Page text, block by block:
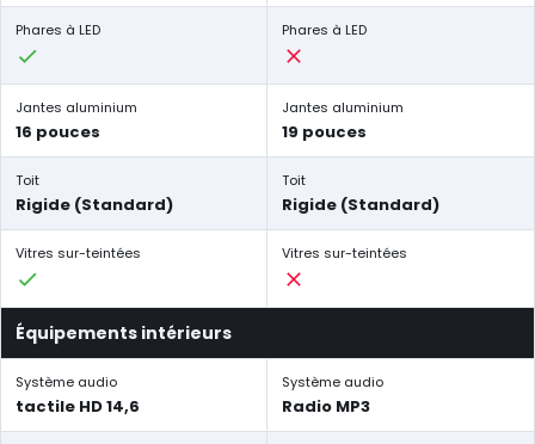
Phares à LED Phares à LED
Jantes aluminium
16 pouces
Jantes aluminium
19 pouces
Toit
Rigide (Standard)
Toit
Rigide (Standard)
Vitres sur-teintées Vitres sur-teintées
Équipements intérieurs
Système audio
tactile HD 14,6
Système audio
Radio MP3